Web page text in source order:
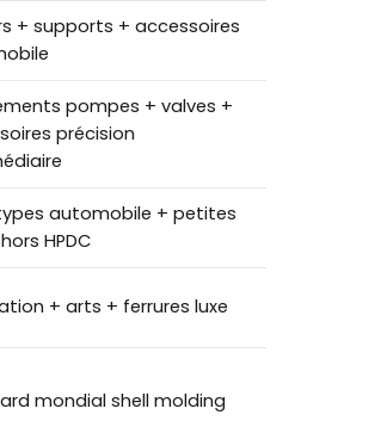
+ supports + accessoires
pompes + valves +
précision
automobile + petites
HPDC
+ arts + ferrures luxe
mondial shell molding